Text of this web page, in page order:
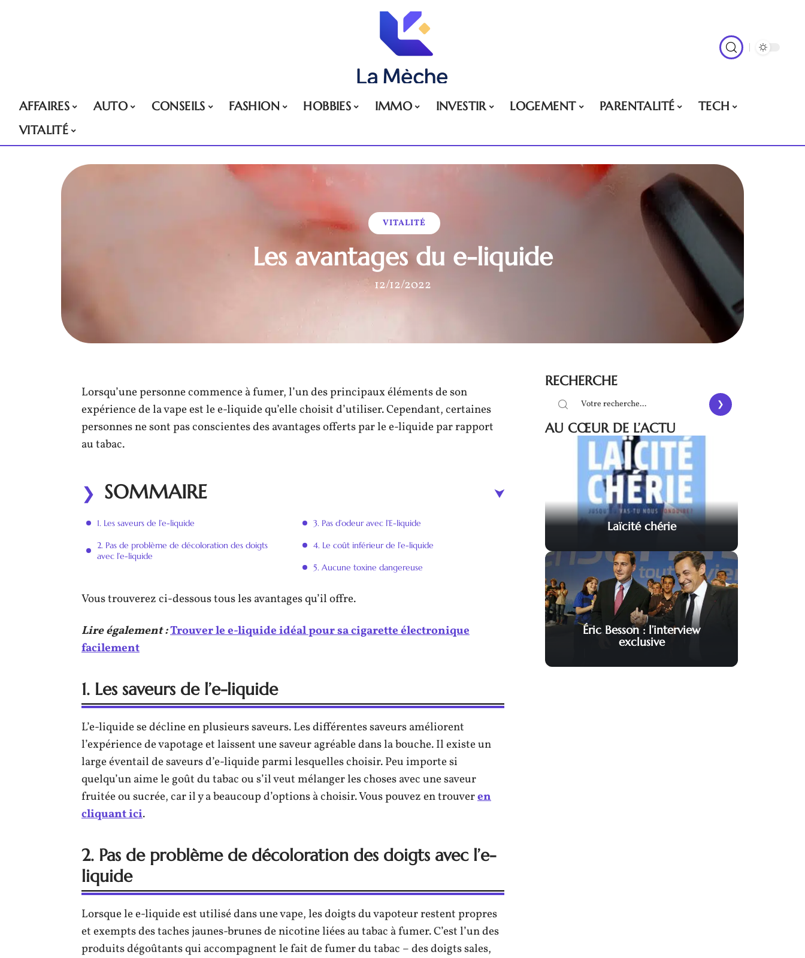
AFFAIRES AUTO CONSEILS FASHION HOBBIES IMMO INVESTIR LOGEMENT PARENTALITÉ
TECH
VITALITÉ
VITALITÉ
Les avantages du e-liquide
12/12/2022
Lorsqu’une personne commence à fumer, l’un des principaux éléments de son
expérience de la vape est le e-liquide qu’elle choisit d’utiliser. Cependant, certaines
personnes ne sont pas conscientes des avantages offerts par le e-liquide par rapport
au tabac.
SOMMAIRE
1. Les saveurs de l’e-liquide
2. Pas de problème de décoloration des doigts
avec l’e-liquide
3. Pas d’odeur avec l’E-liquide
4. Le coût inférieur de l’e-liquide
5. Aucune toxine dangereuse
Vous trouverez ci-dessous tous les avantages qu’il offre.
Lire également :Trouver le e-liquide idéal pour sa cigarette électronique
facilement
1. Les saveurs de l’e-liquide
L’e-liquide se décline en plusieurs saveurs. Les différentes saveurs améliorent
l’expérience de vapotage et laissent une saveur agréable dans la bouche. Il existe un
large éventail de saveurs d’e-liquide parmi lesquelles choisir. Peu importe si
quelqu’un aime le goût du tabac ou s’il veut mélanger les choses avec une saveur
fruitée ou sucrée, car il y a beaucoup d’options à choisir. Vous pouvez en trouveren
cliquant ici.
2. Pas de problème de décoloration des doigts avec l’e-
liquide
Lorsque le e-liquide est utilisé dans une vape, les doigts du vapoteur restent propres
et exempts des taches jaunes-brunes de nicotine liées au tabac à fumer. C’est l’un des
produits dégoûtants qui accompagnent le fait de fumer du tabac – des doigts sales,
RECHERCHE
AU CŒUR DE L’ACTU
Laïcité chérie
Éric Besson : l’interview
exclusive